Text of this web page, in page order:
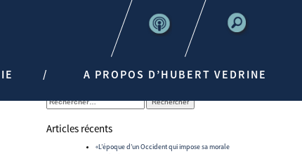
A PROPOS D’HUBERT VEDRINE
Rechercher :
Articles récents
«L’époque d’un Occident qui impose sa morale